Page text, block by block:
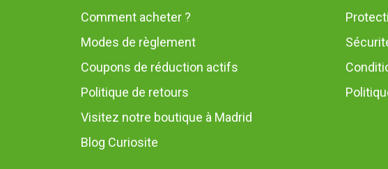
Comment acheter ?
Modes de règlement
Coupons de réduction actifs
Politique de retours
Visitez notre boutique à Madrid
Blog Curiosite